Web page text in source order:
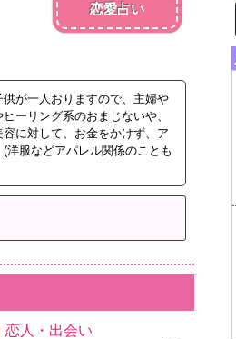
恋愛占い
が一人おりますので、主婦や
ーリング系のおまじないや、
に対して、お金をかけず、ア
洋服などアパレル関係のことも
恋人・出会い